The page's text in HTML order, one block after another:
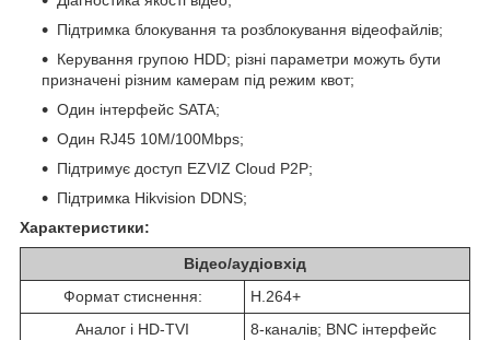
Підтримка блокування та розблокування відеофайлів;
Керування групою HDD; різні параметри можуть бути
призначені різним камерам під режим квот;
Один інтерфейс SATA;
Один RJ45 10M/100Mbps;
Підтримує доступ EZVIZ Cloud P2P;
Підтримка Hikvision DDNS;
Характеристики:
Відео/аудіовхід
Формат стиснення:
H.264+
Аналог і HD-TVI
8-каналів; BNC інтерфейс